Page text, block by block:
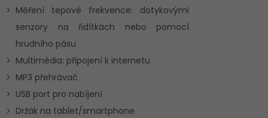
Měření tepové frekvence: dotykovými
senzory na řidítkách nebo pomocí
hrudního pásu
Multimédia: připojení k internetu
MP3 přehrávač
USB port pro nabíjení
Držák na tablet/smartphone